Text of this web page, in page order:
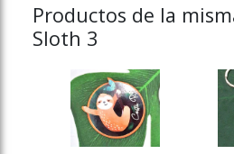
Productos de la
Sloth 3